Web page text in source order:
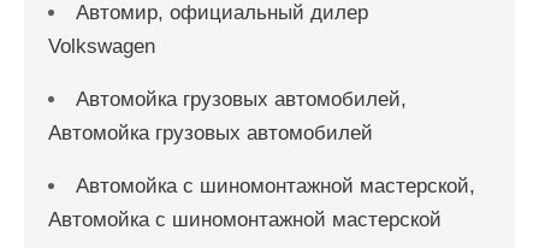
Автомир, официальный дилер
Volkswagen
Автомойка грузовых автомобилей,
Автомойка грузовых автомобилей
Автомойка с шиномонтажной мастерской,
Автомойка с шиномонтажной мастерской